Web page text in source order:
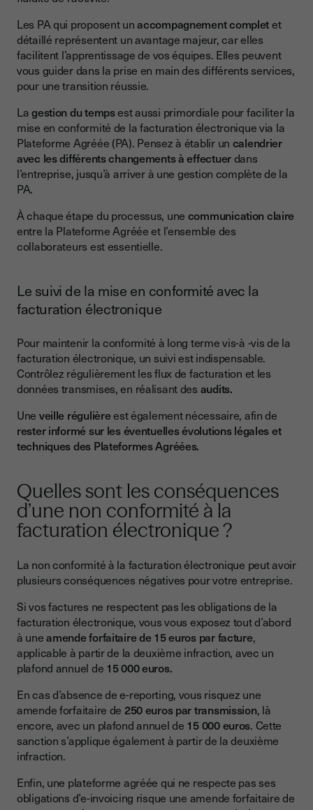
Les PA qui proposent unaccompagnement completet
détaillé représentent un avantage majeur, car elles
facilitent l’apprentissage de vos équipes. Elles peuvent
vous guider dans la prise en main des différents services,
pour une transition réussie.
Lagestion du tempsest aussi primordiale pour faciliter la
mise en conformité de la facturation électronique via la
Plateforme Agréée (PA). Pensez à établir un calendrier
avec les différents changements à effectuerdans
l’entreprise, jusqu’à arriver à une gestion complète de la
PA.
À chaque étape du processus, une communication claire
entre la Plateforme Agréée et l’ensemble des
collaborateurs est essentielle.
Le suivi de la mise en conformité avec la
facturation électronique
Pour maintenir la conformité à long terme vis-à -vis de la
facturation électronique, un suivi est indispensable.
Contrôlez régulièrement les flux de facturation et les
données transmises, en réalisant des audits.
Une veille régulièreest également nécessaire, afin de
rester informé sur les éventuelles évolutions légales et
techniques des Plateformes Agréées.
Quelles sont les conséquences
d’une non conformité à la
facturation électronique ?
La non conformité à la facturation électronique peut avoir
plusieurs conséquences négatives pour votre entreprise.
Si vos factures ne respectent pas les obligations de la
facturation électronique, vous vous exposez tout d’abord
à uneamende forfaitaire de 15 euros par facture,
applicable à partir de la deuxième infraction, avec un
plafond annuel de 15 000 euros.
En cas d’absence de e-reporting, vous risquez une
amende forfaitaire de 250 euros par transmission, là
encore, avec un plafond annuel de 15 000 euros. Cette
sanction s’applique également à partir de la deuxième
infraction.
Enfin, une plateforme agréée qui ne respecte pas ses
obligations d’e-invoicing risque une amende forfaitaire de